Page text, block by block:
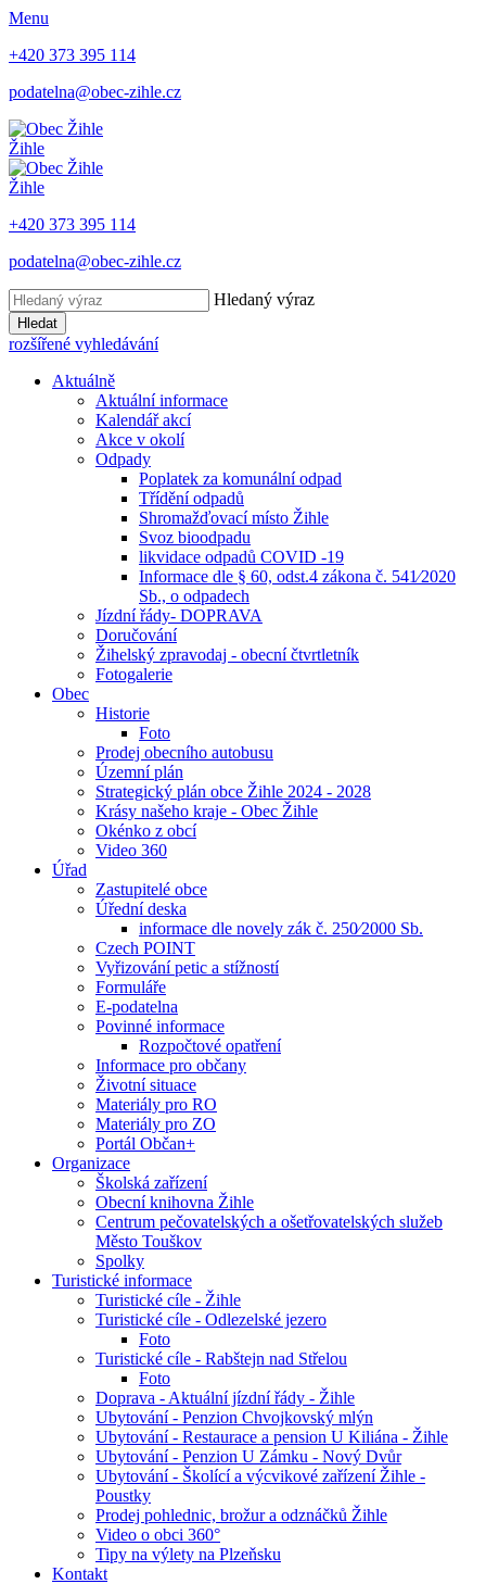
Menu
+420 373 395 114
podatelna@obec-zihle.cz
Žihle
Žihle
+420 373 395 114
podatelna@obec-zihle.cz
Hledaný výraz
Hledat
rozšířené vyhledávání
Aktuálně
Aktuální informace
Kalendář akcí
Akce v okolí
Odpady
Poplatek za komunální odpad
Třídění odpadů
Shromažďovací místo Žihle
Svoz bioodpadu
likvidace odpadů COVID -19
Informace dle § 60, odst.4 zákona č. 541⁄2020
Sb., o odpadech
Jízdní řády- DOPRAVA
Doručování
Žihelský zpravodaj - obecní čtvrtletník
Fotogalerie
Obec
Historie
Foto
Prodej obecního autobusu
Územní plán
Strategický plán obce Žihle 2024 - 2028
Krásy našeho kraje - Obec Žihle
Okénko z obcí
Video 360
Úřad
Zastupitelé obce
Úřední deska
informace dle novely zák č. 250⁄2000 Sb.
Czech POINT
Vyřizování petic a stížností
Formuláře
E-podatelna
Povinné informace
Rozpočtové opatření
Informace pro občany
Životní situace
Materiály pro RO
Materiály pro ZO
Portál Občan+
Organizace
Školská zařízení
Obecní knihovna Žihle
Centrum pečovatelských a ošetřovatelských služeb
Město Touškov
Spolky
Turistické informace
Turistické cíle - Žihle
Turistické cíle - Odlezelské jezero
Foto
Turistické cíle - Rabštejn nad Střelou
Foto
Doprava - Aktuální jízdní řády - Žihle
Ubytování - Penzion Chvojkovský mlýn
Ubytování - Restaurace a pension U Kiliána - Žihle
Ubytování - Penzion U Zámku - Nový Dvůr
Ubytování - Školící a výcvikové zařízení Žihle -
Poustky
Prodej pohlednic, brožur a odznáčků Žihle
Video o obci 360°
Tipy na výlety na Plzeňsku
Kontakt